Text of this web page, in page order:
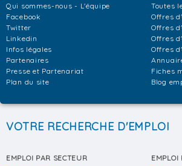
Qui sommes-nous - L'équipe
Facebook
Twitter
Linkedin
Infos légales
Partenaires
Presse et Partenariat
Plan du site
Toutes
Offres
Offres
Offres
Offres
Fiches
Blog
VOTRE RECHERCHE D'EMPLOI
EMPLOI PAR SECTEUR
EMPLOI